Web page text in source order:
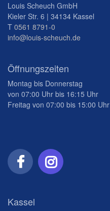
Louis Scheuch GmbH
Kieler Str. 6 | 34134 Kassel
T 0561 8791-0
info@louis-scheuch.de
Öffnungszeiten
Montag bis Donnerstag
von 07:00 Uhr bis 16:15 Uhr
Freitag von 07:00 bis 15:00 Uhr
Kassel